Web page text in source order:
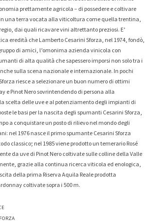
prettamente agricola – di possedere e coltivare
una terra vocata alla viticoltura come quella trentina,
dai quali ricavare vini altrettanto preziosi. E’
eredità che Lamberto Cesarini Sforza, nel 1974, fondò,
di amici, l’omonima azienda vinicola con
di alta qualità che sapessero imporsi non solo tra i
sulla scena nazionale e internazionale. In pochi
riesce a selezionare un buon numero di ottimi
e Pinot Nero sovrintendendo di persona alla
scelta delle uve e al potenziamento degli impianti di
le basi per la nascita degli spumanti Cesarini Sforza,
a conquistare un posto di rilievo nel mondo degli
nel 1976 nasce il primo spumante Cesarini Sforza
classico; nel 1985 viene prodotto un temerario Rosé
da uve di Pinot Nero coltivate sulle colline della Valle
grazie alla continua ricerca viticola ed enologica,
della prima Riserva Aquila Reale prodotta
coltivate sopra i 500 m.
2023
€
-7%
Collio Ribolla Gialla Korsic
2022
16,20 € 15,00 €